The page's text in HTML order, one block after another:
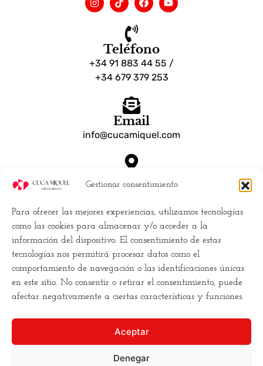
Gestionar consentimiento
Para ofrecer las mejores experiencias, utilizamos tecnologías
como las cookies para almacenar y/o acceder a la
información del dispositivo. El consentimiento de estas
tecnologías nos permitirá procesar datos como el
comportamiento de navegación o las identificaciones únicas
en este sitio. No consentir o retirar el consentimiento, puede
afectar negativamente a ciertas características y funciones.
Aceptar
Denegar
Teléfono
+34 91 883 44 55 /
+34 679 379 253
Email
info@cucamiquel.com
Dónde estamos
Calle Luchana, 25 28010 Madrid España
Empresa
Políticas de Cookies (UE)
Política de privacidad
Términos y Condiciones
Conviertete en distribuidor
excelencia
necesitamosromper los moldes. Hacemos la estética
de una forma diferente,más cercana